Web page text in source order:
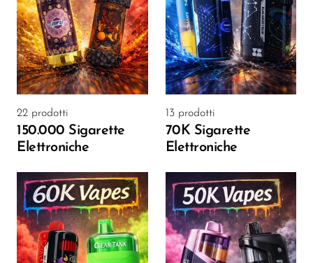
SMOK
Snoopy Smoke
Snowwolf
Space Mary
Suonon
Suorin
SWFT
22 prodotti
150.000 Sigarette
Elettroniche
13 prodotti
70K Sigarette
Elettroniche